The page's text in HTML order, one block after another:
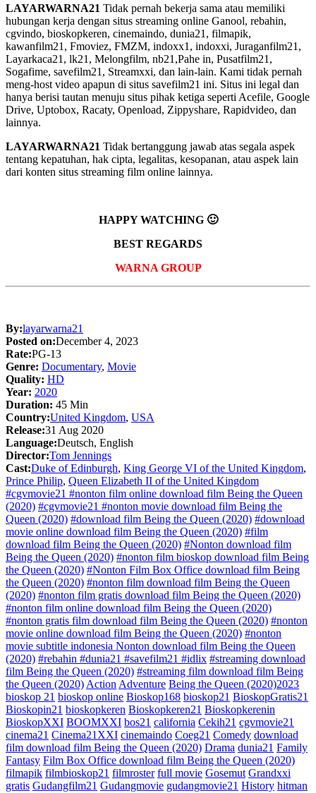
LAYARWARNA21 Tidak pernah bekerja sama atau memiliki
hubungan kerja dengan situs streaming online Ganool, rebahin,
cgvindo, bioskopkeren, cinemaindo, dunia21, filmapik,
kawanfilm21, Fmoviez, FMZM, indoxx1, indoxxi, Juraganfilm21,
Layarkaca21, lk21, Melongfilm, nb21,Pahe in, Pusatfilm21,
Sogafime, savefilm21, Streamxxi, dan lain-lain. Kami tidak pernah
meng-host video apapun di situs savefilm21 ini. Situs ini legal dan
hanya berisi tautan menuju situs pihak ketiga seperti Acefile, Google
Drive, Uptobox, Racaty, Openload, Zippyshare, Rapidvideo, dan
lainnya.
LAYARWARNA21 Tidak bertanggung jawab atas segala aspek
tentang kepatuhan, hak cipta, legalitas, kesopanan, atau aspek lain
dari konten situs streaming film online lainnya.
HAPPY WATCHING 🙂
BEST REGARDS
WARNA GROUP
By:layarwarna21
Posted on:December 4, 2023
Rate:PG-13
Genre: Documentary, Movie
Quality: HD
Year: 2020
Duration: 45 Min
Country:United Kingdom, USA
Release:31 Aug 2020
Language:Deutsch, English
Director:Tom Jennings
Cast:Duke of Edinburgh, King George VI of the United Kingdom,
Prince Philip, Queen Elizabeth II of the United Kingdom
#cgvmovie21 #nonton film online download film Being the Queen
(2020) #cgvmovie21 #nonton movie download film Being the
Queen (2020) #download film Being the Queen (2020) #download
movie online download film Being the Queen (2020) #film
download film Being the Queen (2020) #Nonton download film
Being the Queen (2020) #nonton film bioskop download film Being
the Queen (2020) #Nonton Film Box Office download film Being
the Queen (2020) #nonton film download film Being the Queen
(2020) #nonton film gratis download film Being the Queen (2020)
#nonton film online download film Being the Queen (2020)
#nonton gratis film download film Being the Queen (2020) #nonton
movie online download film Being the Queen (2020) #nonton
movie subtitle indonesia Nonton download film Being the Queen
(2020) #rebahin #dunia21 #savefilm21 #idlix #streaming download
film Being the Queen (2020) #streaming film download film Being
the Queen (2020) Action Adventure Being the Queen (2020)2023
bioskop 21 bioskop online Bioskop168 bioskop21 BioskopGratis21
Bioskopin21 bioskopkeren Bioskopkeren21 Bioskopkerenin
BioskopXXI BOOMXXI bos21 california Cekih21 cgvmovie21
cinema21 Cinema21XXI cinemaindo Coeg21 Comedy download
film download film Being the Queen (2020) Drama dunia21 Family
Fantasy Film Box Office download film Being the Queen (2020)
filmapik filmbioskop21 filmroster full movie Gosemut Grandxxi
gratis Gudangfilm21 Gudangmovie gudangmovie21 History hitman